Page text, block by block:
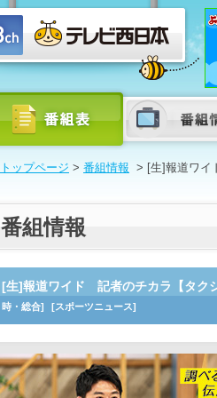
トップページ > 番組情報 > [生]報道ワ
番組情報
[生]報道ワイド 記者のチカラ【タク
時・総合] [スポーツニュース]